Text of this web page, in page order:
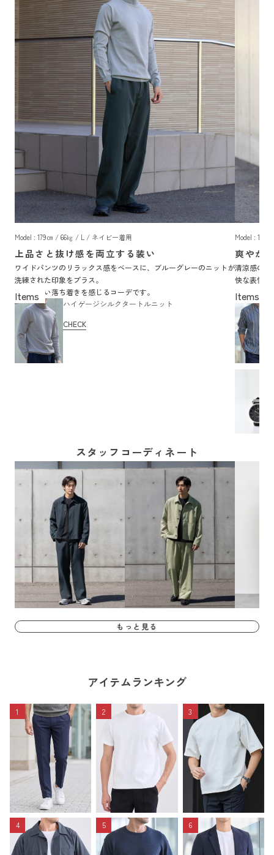
Model : 179㎝ / 66㎏ / L / ネイビー着用
上品さと抜け感を両立する装い
ワイドパンツのリラックス感をベースに、ブルーグレーのニットが
洗練された印象をプラス。
大人らしい落ち着きを感じるコーデです。
ハイゲージシルクタートルニット
CHECK
Model : 179
爽やか
清涼感のあ
快な表情に
きれいめ
スタッフコーディネート
もっと見る
アイテムランキング
1 2 3
4 5 6